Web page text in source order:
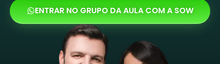
ENTRAR NO GRUPO DA AULA COM A SOW